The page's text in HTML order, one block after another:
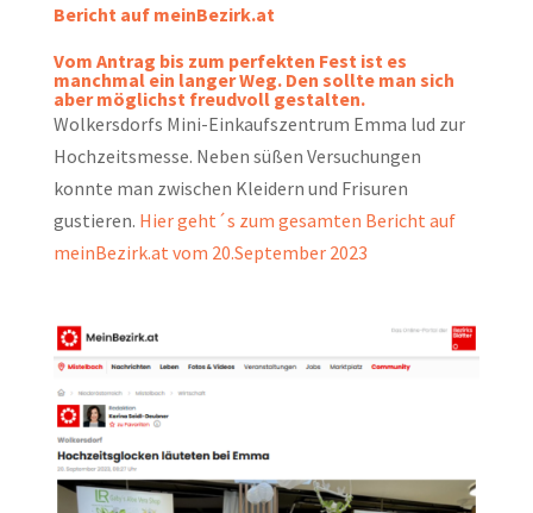
Bericht auf meinBezirk.at
Vom Antrag bis zum perfekten Fest ist es
manchmal ein langer Weg. Den sollte man sich
aber möglichst freudvoll gestalten.
Wolkersdorfs Mini-Einkaufszentrum Emma lud zur
Hochzeitsmesse. Neben süßen Versuchungen
konnte man zwischen Kleidern und Frisuren
gustieren. Hier geht´s zum gesamten Bericht auf
meinBezirk.at vom 20.September 2023